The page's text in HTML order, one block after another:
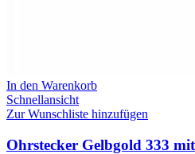
In den Warenkorb
Schnellansicht
Zur Wunschliste hinzufügen
Ohrstecker Gelbgold 333